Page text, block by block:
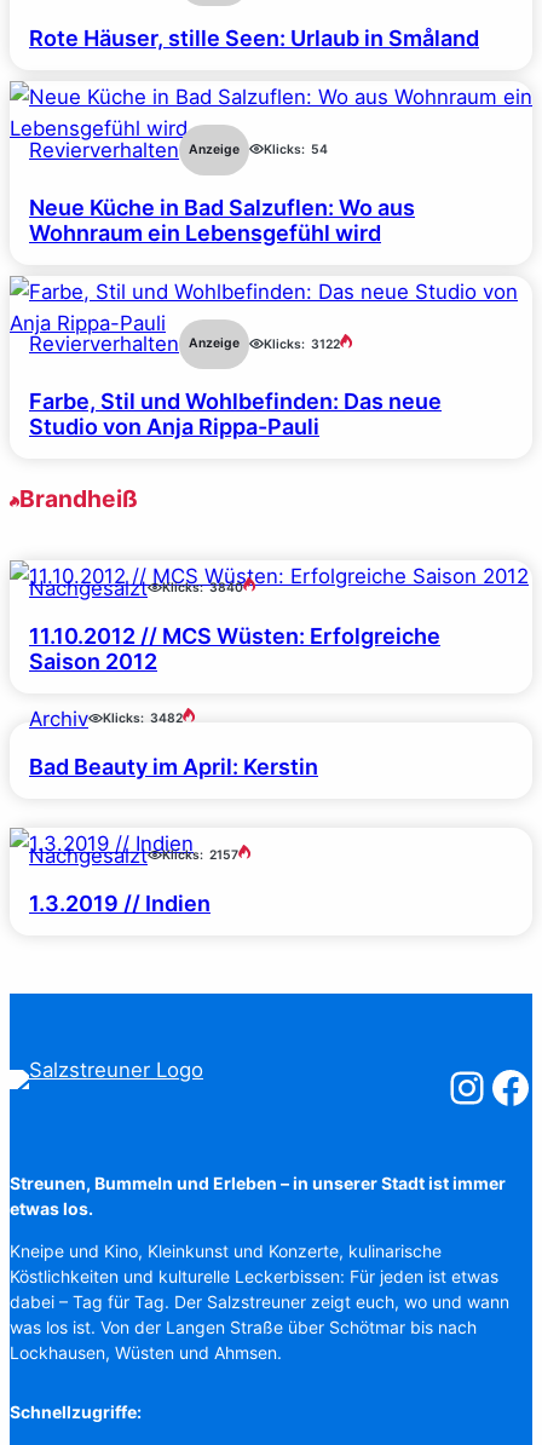
Rote Häuser, stille Seen: Urlaub in Småland
Revierverhalten Anzeige Klicks: 54
Neue Küche in Bad Salzuflen: Wo aus
Wohnraum ein Lebensgefühl wird
Revierverhalten Anzeige Klicks: 3122
Farbe, Stil und Wohlbefinden: Das neue
Studio von Anja Rippa-Pauli
Brandheiß
Nachgesalzt Klicks: 3840
11.10.2012 // MCS Wüsten: Erfolgreiche
Saison 2012
Archiv Klicks: 3482
Bad Beauty im April: Kerstin
Nachgesalzt Klicks: 2157
1.3.2019 // Indien
Streunen, Bummeln und Erleben – in unserer Stadt ist immer
etwas los.
Kneipe und Kino, Kleinkunst und Konzerte, kulinarische
Köstlichkeiten und kulturelle Leckerbissen: Für jeden ist etwas
dabei – Tag für Tag. Der Salzstreuner zeigt euch, wo und wann
was los ist. Von der Langen Straße über Schötmar bis nach
Lockhausen, Wüsten und Ahmsen.
Schnellzugriffe: